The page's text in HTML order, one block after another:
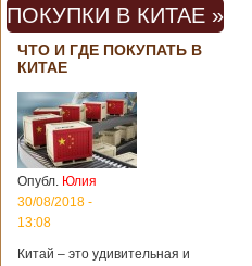
ПОКУПКИ В КИТАЕ »
ЧТО И ГДЕ ПОКУПАТЬ В
КИТАЕ
Опубл. Юлия
30/08/2018 -
13:08
Китай – это удивительная и